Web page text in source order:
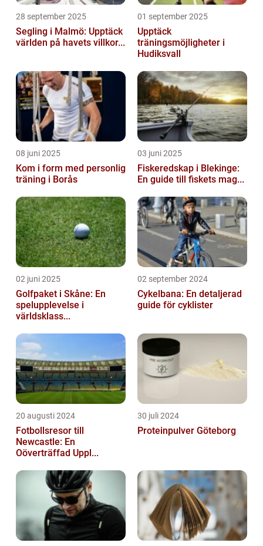
28 september 2025
Segling i Malmö: Upptäck
världen på havets villkor...
01 september 2025
Upptäck
träningsmöjligheter i
Hudiksvall
08 juni 2025
Kom i form med personlig
träning i Borås
03 juni 2025
Fiskeredskap i Blekinge:
En guide till fiskets mag...
02 juni 2025
Golfpaket i Skåne: En
spelupplevelse i
världsklass...
02 september 2024
Cykelbana: En detaljerad
guide för cyklister
20 augusti 2024
Fotbollsresor till
Newcastle: En
Oöverträffad Uppl...
30 juli 2024
Proteinpulver Göteborg